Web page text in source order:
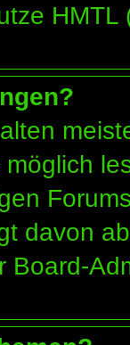
HMTL
davon
Board-